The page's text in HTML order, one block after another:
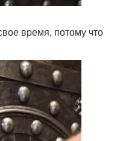
время, потому что